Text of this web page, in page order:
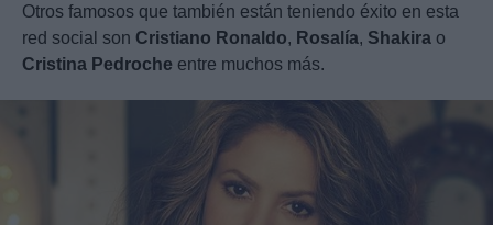
Otros famosos que también están teniendo éxito en esta
red social son Cristiano Ronaldo, Rosalía, Shakira o
Cristina Pedroche entre muchos más.